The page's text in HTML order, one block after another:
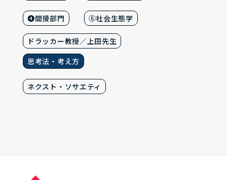
❹間接部門 ⑤社会生態学
ドラッカー教授／上田先生
思考法・考え方
ネクスト・ソサエティ